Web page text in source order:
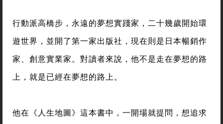
行動派高橋步，永遠的夢想實踐家，二十幾歲開始環
遊世界，並開了第一家出版社，現在則是日本暢銷作
家、創意實業家。對讀者來說，他不是走在夢想的路
上，就是已經在夢想的路上。
他在《人生地圖》這本書中，一開場就提問，想追求